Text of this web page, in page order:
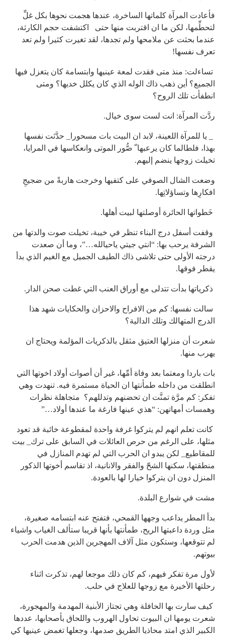
فأعادت المرآة كلماتها الساخرة، عندها هجمت نحوها بكل غلِّ
لتحطِّمها، لكن ما ان اقتربت منها حتى اكتشفت حجم الكارثة،
عندما بحثت عن ملامحها ولم تجدها، لقد تغيرت كثيرا ولم تعد
تعرف نفسها!
تساءلت: منذ متى فقدت لمعة عينيها وابتسامة كان يتغزل فيها
الجميع؟ أين ذهب ذاك الوله الذي كان يكلل خديها؟ ومتى
انطفأت تلك الروح؟
ردَّت المرآة: انت لست سوى خيال.
_ يا للمرآة اللعينة، لابد ان البيت بات مسحورا_ حدَّثت نفسها
بهذا، فلطالما كان يرعبها ّ صُّور الموتى وانعكاسها في المرايا،
تخيلت زوجها ينضم إليهم.
وضعت الشال الصوفي على كتفيها وخرجت هاربةً من ضجيجِ
افكارِها وتساؤلاتِها.
خَطواتها الحائرة أوصلتها لبيت أهلها.
وقفت أسفل درج البناء تنظر في خيبة، تخيلت صوت والدتها من
الشرفة يرحب بها: “انتي جيتي ياحيالله…”، وما أن صعدت
درجته الأولى حتى تلاشى ذاك الطيف الجميل مع الغيم الذي بدأ
يقطر فوقها.
ذكرياتها بدأت تتدلى مع أوراق العنب التي غطت صحن الدار.
سالت نفسها: كم من الافراح والاحزان والحكايات شهد هذا
الدرج المتهالك وتلك الدالية؟
شعرت أن منزلها العتيق مثقل بالذكريات المؤلمة ويحتاج ان
يهرب منها.
بات باردا ومعتما بعد وفاة أمِّها، غير أن أصوات أولاد اخوتها التي
انطلقت من داخله طمأنتها ان الحياة مستمرة فيه. تنهدت وهي
تفكر: كم مرَّة تمنَّت ان تحضنهم وتدللهم؟ متجاهلة نظرات
وهمسات أمهاتهن: “هذي عينها فارغة ما عندها أولاد…”
كانت تعلم انهم لم يتركوا غرفة واحدة لمقطوعة خائبة قد تعود
مثلها، على الرغم من حرص العائلات في السابق على ترك_ بيت
للمقاطيع_ لكن يبدو ان الحرب التي لم تهدم المنازل في
منطقتها، سكنها الشحّ والفقر والانانية، اذ تقاسم أخوتها الذكور
المنزل دون ان يتركوا خيارا لها بالعودة.
مشت في شوارع البلدة.
بدأ المطر يداعب وجهها القمحي، فتفتح عنه ابتسامه صغيرة،
مثل وردة داعبتها الريح، طمأنتها بأنها قريبا ستألف الغياب واشياء
لم تتوقعها، وستكون مثل آلاف المهجرين الذين هدمت الحرب
بيوتهم.
لأول مرة تفكر فيهم، كم كان ذلك موجعا لهم، تذكرت اثناء
رحلتها الأخيرة مع زوجها للعلاج في حلب.
كيف سارت بها الحافلة وهي تجتاز الأبنية المهدمة والمهجورة،
شعرت يومها ان البيوت تحاول الهروب واللحاق بأصحابها، عددها
الكبير الذي امتد محاذيا الطريق صدمها، وجعلها تغمض عينيها كي